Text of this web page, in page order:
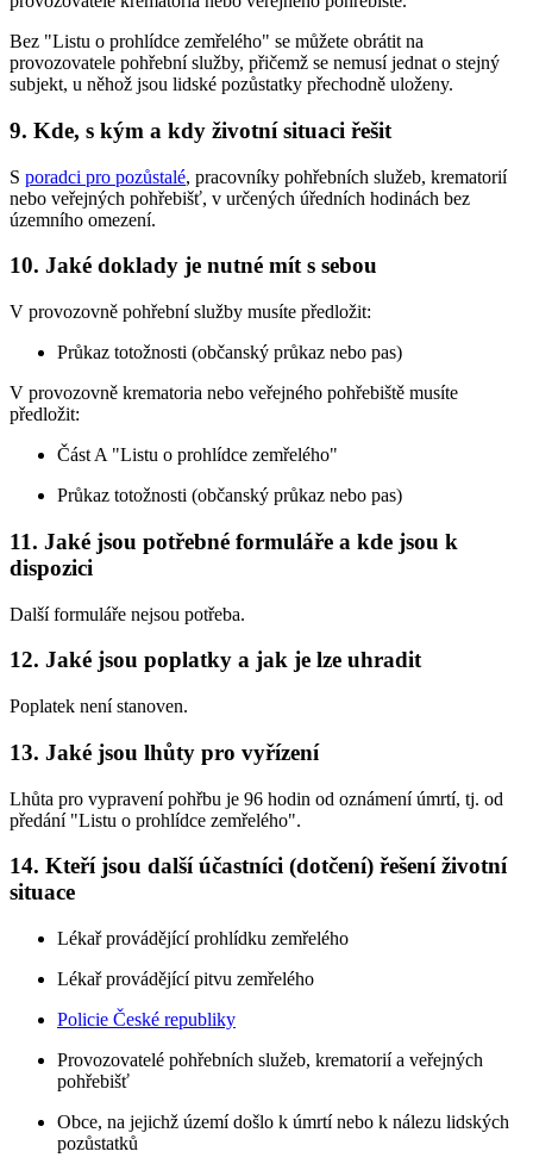
Bez "Listu o prohlídce zemřelého" se můžete obrátit na
provozovatele pohřební služby, přičemž se nemusí jednat o stejný
subjekt, u něhož jsou lidské pozůstatky přechodně uloženy.
9. Kde, s kým a kdy životní situaci řešit
S poradci pro pozůstalé, pracovníky pohřebních služeb, krematorií
nebo veřejných pohřebišť, v určených úředních hodinách bez
územního omezení.
10. Jaké doklady je nutné mít s sebou
V provozovně pohřební služby musíte předložit:
Průkaz totožnosti (občanský průkaz nebo pas)
V provozovně krematoria nebo veřejného pohřebiště musíte
předložit:
Část A "Listu o prohlídce zemřelého"
Průkaz totožnosti (občanský průkaz nebo pas)
11. Jaké jsou potřebné formuláře a kde jsou k
dispozici
Další formuláře nejsou potřeba.
12. Jaké jsou poplatky a jak je lze uhradit
Poplatek není stanoven.
13. Jaké jsou lhůty pro vyřízení
Lhůta pro vypravení pohřbu je 96 hodin od oznámení úmrtí, tj. od
předání "Listu o prohlídce zemřelého".
14. Kteří jsou další účastníci (dotčení) řešení životní
situace
Lékař provádějící prohlídku zemřelého
Lékař provádějící pitvu zemřelého
Policie České republiky
Provozovatelé pohřebních služeb, krematorií a veřejných
pohřebišť
Obce, na jejichž území došlo k úmrtí nebo k nálezu lidských
pozůstatků